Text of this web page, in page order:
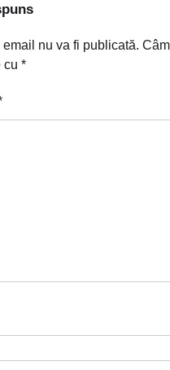
nu va fi publicată.
cu *